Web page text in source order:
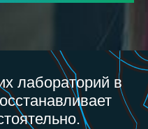
лабораторий в